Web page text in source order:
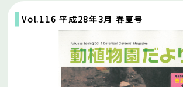
Vol.116 平成28年3月 春夏号